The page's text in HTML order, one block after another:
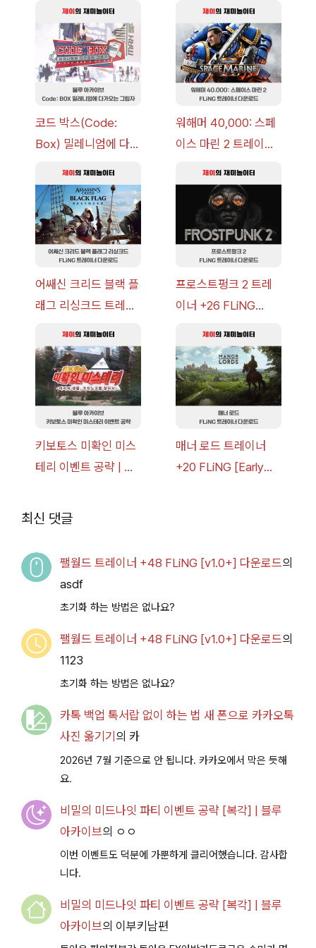
코드 박스(Code:
Box) 밀레니엄에 다가
략 [복각] | 블루 아카
이브
워해머 40,000: 스페
이스 마린 2 트레이너
v14.0+] 다운로드
어쌔신 크리드 블랙 플
래그 리싱크드 트레이
v1.0+] 다운로드
프로스트펑크 2 트레
이너 +26 FLiNG
드
키보토스 미확인 미스
테리 이벤트 공략 | 블
매너 로드 트레이너
+20 FLiNG [Early
최신 댓글
팰월드 트레이너 +48 FLiNG [v1.0+] 다운로드의
asdf
초기화 하는 방법은 없나요?
팰월드 트레이너 +48 FLiNG [v1.0+] 다운로드의
1123
초기화 하는 방법은 없나요?
카톡 백업 톡서랍 없이 하는 법 새 폰으로 카카오톡
사진 옮기기 의 카
2026년 7월 기준으로 안 됩니다. 카카오에서 막은 듯해
요.
비밀의 미드나잇 파티 이벤트 공략 [복각] | 블루
아카이브의 ㅇㅇ
이번 이벤트도 덕분에 가뿐하게 클리어했습니다. 감사합
니다.
비밀의 미드나잇 파티 이벤트 공략 [복각] | 블루
아카이브의 이부키남편